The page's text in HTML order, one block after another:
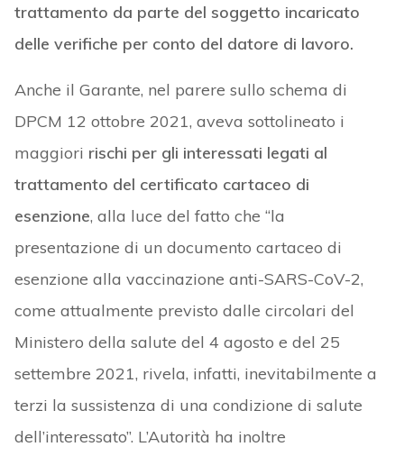
trattamento da parte del soggetto incaricato
delle verifiche per conto del datore di lavoro.
Anche il Garante, nel parere sullo schema di
DPCM 12 ottobre 2021, aveva sottolineato i
maggiori rischi per gli interessati legati al
trattamento del certificato cartaceo di
esenzione, alla luce del fatto che “la
presentazione di un documento cartaceo di
esenzione alla vaccinazione anti-SARS-CoV-2,
come attualmente previsto dalle circolari del
Ministero della salute del 4 agosto e del 25
settembre 2021, rivela, infatti, inevitabilmente a
terzi la sussistenza di una condizione di salute
dell’interessato”. L’Autorità ha inoltre